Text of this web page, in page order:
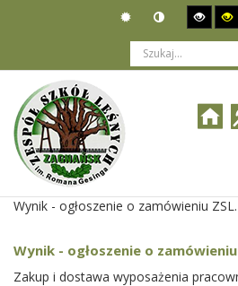
Jesteś tutaj: Zamówienia publiczne
Wyniki postępowania
Wynik - ogłoszenie o zamówieniu
Wynik - ogłoszenie o
Zakup i dostawa wyposażenia